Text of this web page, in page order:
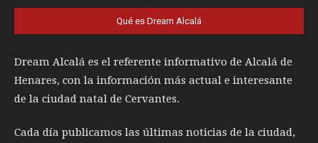
Qué es Dream Alcalá
Dream Alcalá es el referente informativo de Alcalá de
Henares, con la información más actual e interesante
de la ciudad natal de Cervantes.
Cada día publicamos las últimas noticias de la ciudad,